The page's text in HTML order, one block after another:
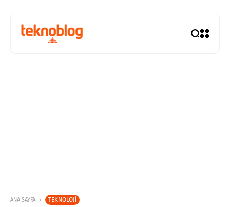
ANA SAYFA TEKNOLOJI